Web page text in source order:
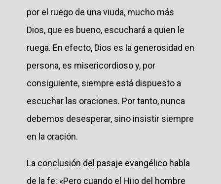
por el ruego de una viuda, mucho más
Dios, que es bueno, escuchará a quien le
ruega. En efecto, Dios es la generosidad en
persona, es misericordioso y, por
consiguiente, siempre está dispuesto a
escuchar las oraciones. Por tanto, nunca
debemos desesperar, sino insistir siempre
en la oración.
La conclusión del pasaje evangélico habla
de la fe: «Pero cuando el Hijo del hombre